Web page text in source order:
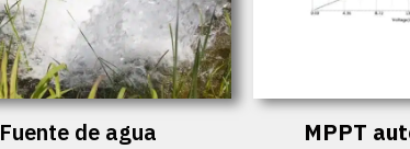
Fuente de agua MPPT